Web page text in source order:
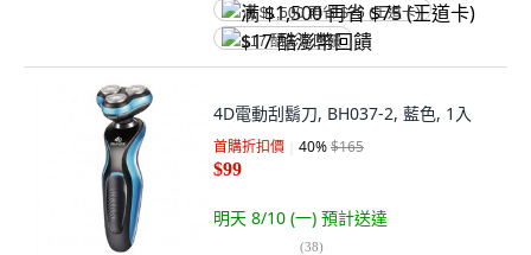
满 $1,500 再省 $75 (王道卡)
$17 酷澎幣回饋
4D電動刮鬍刀, BH037-2, 藍色, 1入
首購折扣價 40%$165
$99
明天 8/10 (一) 預計送達
(38)